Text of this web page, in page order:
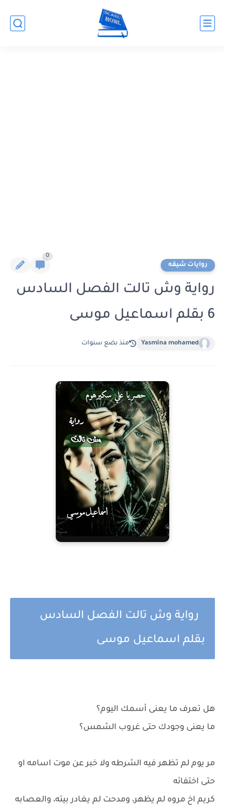
روايات شيقه
0
رواية وش تالت الفصل السادس
6 بقلم اسماعيل موسى
Yasmina mohamed منذ بضع سنوات
رواية وش تالت الفصل السادس
بقلم اسماعيل موسى
هل تعرف ما يعنى أسمك اليوم؟
ما يعنى وجودك حتى غروب الشمس؟
مر يوم لم تظهر فيه الشرطه ولا خبر عن موت اسامه او
حتى اختفائه
كريم اخ مروه لم يظهر، ومدحت لم يغادر بيته، والعصابه